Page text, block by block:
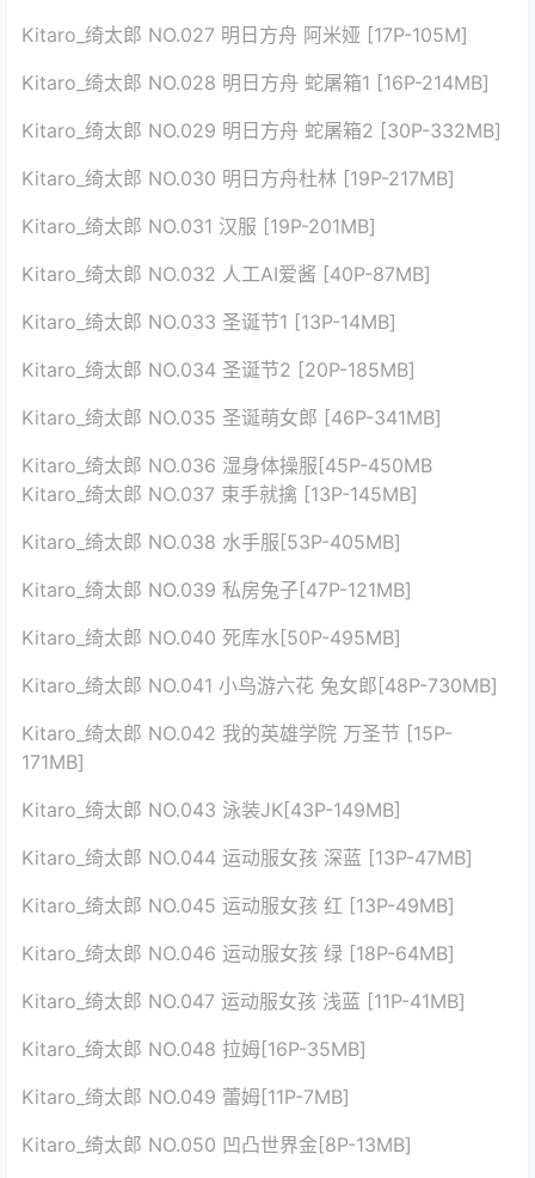
Kitaro_绮太郎 NO.027 明日方舟 阿米娅 [17P-105M]
Kitaro_绮太郎 NO.028 明日方舟 蛇屠箱1 [16P-214MB]
Kitaro_绮太郎 NO.029 明日方舟 蛇屠箱2 [30P-332MB]
Kitaro_绮太郎 NO.030 明日方舟杜林 [19P-217MB]
Kitaro_绮太郎 NO.031 汉服 [19P-201MB]
Kitaro_绮太郎 NO.032 人工AI爱酱 [40P-87MB]
Kitaro_绮太郎 NO.033 圣诞节1 [13P-14MB]
Kitaro_绮太郎 NO.034 圣诞节2 [20P-185MB]
Kitaro_绮太郎 NO.035 圣诞萌女郎 [46P-341MB]
Kitaro_绮太郎 NO.036 湿身体操服[45P-450MB
Kitaro_绮太郎 NO.037 束手就擒 [13P-145MB]
Kitaro_绮太郎 NO.038 水手服[53P-405MB]
Kitaro_绮太郎 NO.039 私房兔子[47P-121MB]
Kitaro_绮太郎 NO.040 死库水[50P-495MB]
Kitaro_绮太郎 NO.041 小鸟游六花 兔女郎[48P-730MB]
Kitaro_绮太郎 NO.042 我的英雄学院 万圣节 [15P-
171MB]
Kitaro_绮太郎 NO.043 泳装JK[43P-149MB]
Kitaro_绮太郎 NO.044 运动服女孩 深蓝 [13P-47MB]
Kitaro_绮太郎 NO.045 运动服女孩 红 [13P-49MB]
Kitaro_绮太郎 NO.046 运动服女孩 绿 [18P-64MB]
Kitaro_绮太郎 NO.047 运动服女孩 浅蓝 [11P-41MB]
Kitaro_绮太郎 NO.048 拉姆[16P-35MB]
Kitaro_绮太郎 NO.049 蕾姆[11P-7MB]
Kitaro_绮太郎 NO.050 凹凸世界金[8P-13MB]